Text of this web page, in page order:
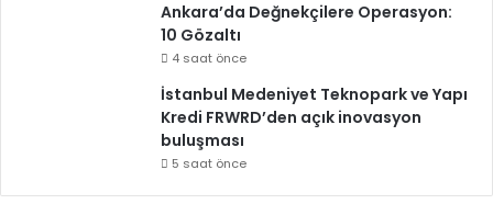
Ankara’da Değnekçilere Operasyon:
10 Gözaltı
4 saat önce
İstanbul Medeniyet Teknopark ve Yapı
Kredi FRWRD’den açık inovasyon
buluşması
5 saat önce